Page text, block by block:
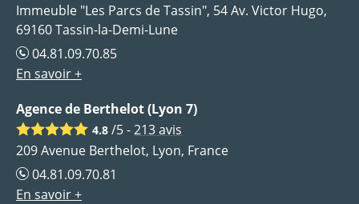
Immeuble "Les Parcs de Tassin", 54 Av. Victor Hugo,
69160 Tassin-la-Demi-Lune
04.81.09.70.85
En savoir +
Agence de Berthelot (Lyon 7)
4.8 /5 -213avis
209 Avenue Berthelot, Lyon, France
04.81.09.70.81
En savoir +